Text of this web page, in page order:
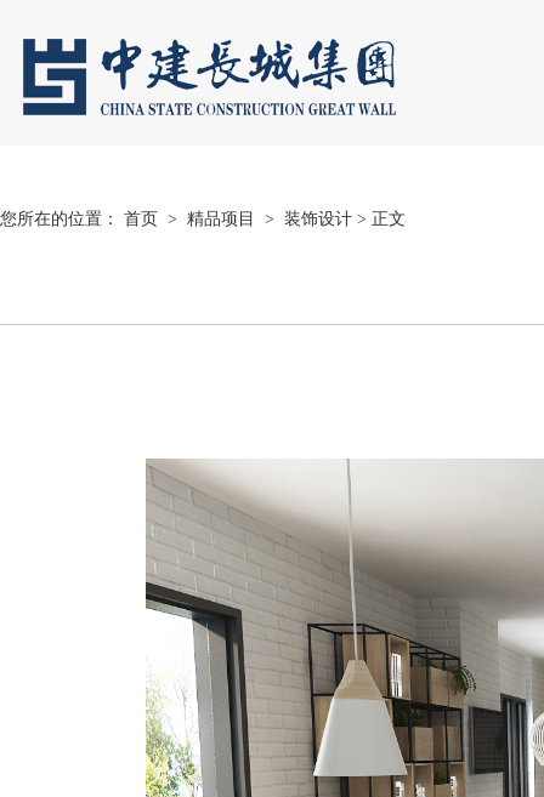
您所在的位置： 首页 > 精品项目 > 装饰设计 > 正文